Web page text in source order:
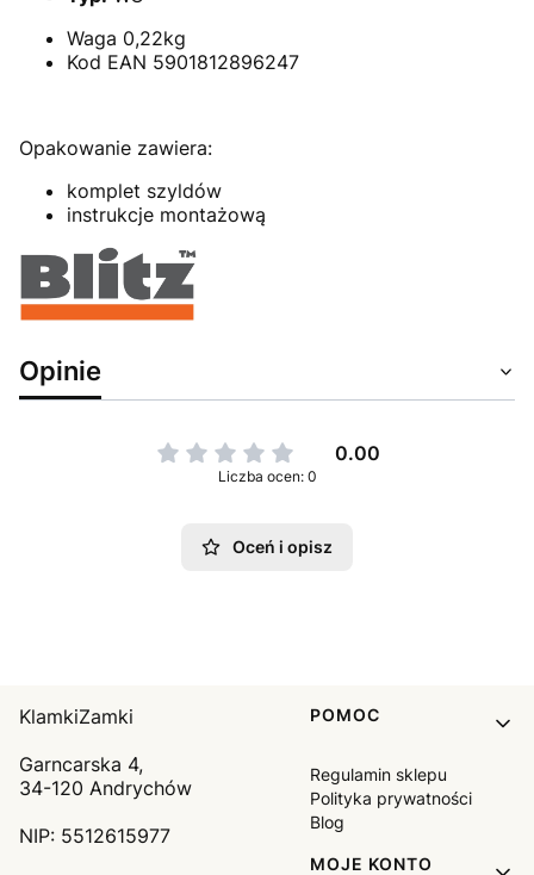
Waga 0,22kg
Kod EAN 5901812896247
Opakowanie zawiera:
komplet szyldów
instrukcje montażową
Opinie
0.00
Liczba ocen: 0
Oceń i opisz
KlamkiZamki
Garncarska 4,
34-120 Andrychów
NIP: 5512615977
Linki w stopce
POMOC
Regulamin sklepu
Polityka prywatności
Blog
MOJE KONTO